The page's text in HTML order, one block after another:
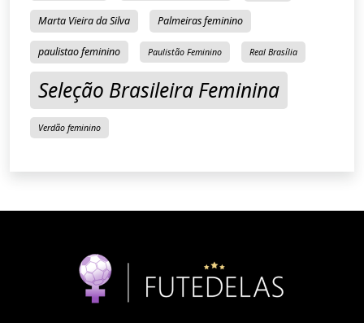
Marta Vieira da Silva Palmeiras feminino
paulistao feminino Paulistão Feminino Real Brasília
Seleção Brasileira Feminina
Verdão feminino